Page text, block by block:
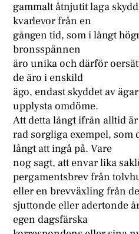
gammalt åtnjutit laga
kvarlevor från en
gången tid, som i långt
bronsspännen
äro unika och därför
de äro i enskild
ägo, endast skyddet av
upplysta omdöme.
Att detta långt ifrån alltid
rad sorgliga exempel,
långt att ingå på. Vare
nog sagt, att envar lika
pergamentsbrev från
eller en brevväxling från
sjuttonde eller adertonde
egen dagsfärska